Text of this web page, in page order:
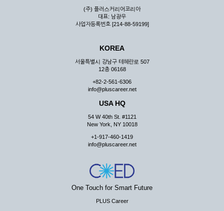
제7조 (회원의 의무)
① 회원은 ID와 비밀 번호에 관한 모든 관리의 책임이 있으며
② 회원은 이용신청서의 기재내용 중 변경된 내용이 있는 경우
서비스를 통하여 그 내용을 회사에 통지하여야 합니다.
③ 다른 회원의 ID와 비밀번호를 부당하게 사용하는 행위를
④ 회원은 회사의 서비스에서 타 사이트의 홍보행위를 하지 않
아야 하며 공공질서나 미풍약속에 위배되는 내용 혹은 저작권을
리 행위도 할 수 없습니다.
사가 통지하는 사항을 준수하여야 하며, 기타 회사의 업무에 방
해되는 행위를 하여서는 아니 됩니다.
제8조 (회원의 관리)
① 회원은 언제든 이 약관에 대한 동의를 철회할 수 있습니다.
(주) 플러스커리어코리아
대표: 남광우
사업자등록번호 [214-88-59199]
KOREA
서울특별시 강남구 테헤란로 507
12층 06168
+82-2-561-6306
info@pluscareer.net
USA HQ
54 W 40th St. #1121
New York, NY 10018
+1-917-460-1419
info@pluscareer.net
One Touch for Smart Future
PLUS Career